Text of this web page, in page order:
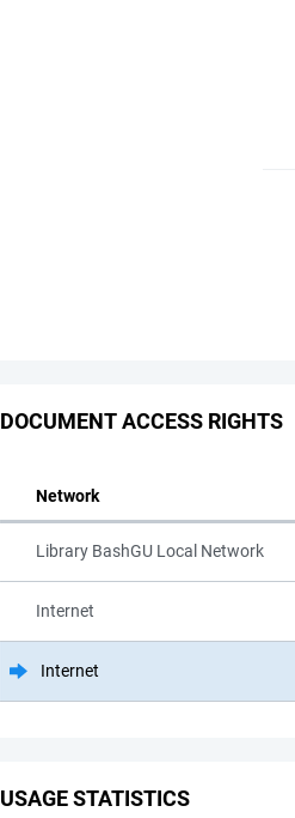
DOCUMENT ACCESS RIGHTS
Network
Library BashGU Local Network
Internet
Internet
USAGE STATISTICS